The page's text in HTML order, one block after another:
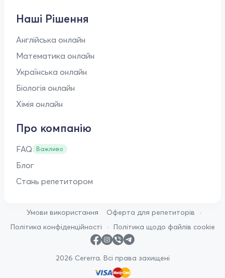
Наші Рішення
Англійська онлайн
Математика онлайн
Українська онлайн
Біологія онлайн
Хімія онлайн
Про компанію
FAQ Важливо
Блог
Стань репетитором
2026 Cererra. Всі права захищені
Умови використання Оферта для репетиторів •
Політика конфіденційності • Політика щодо файлів cookie